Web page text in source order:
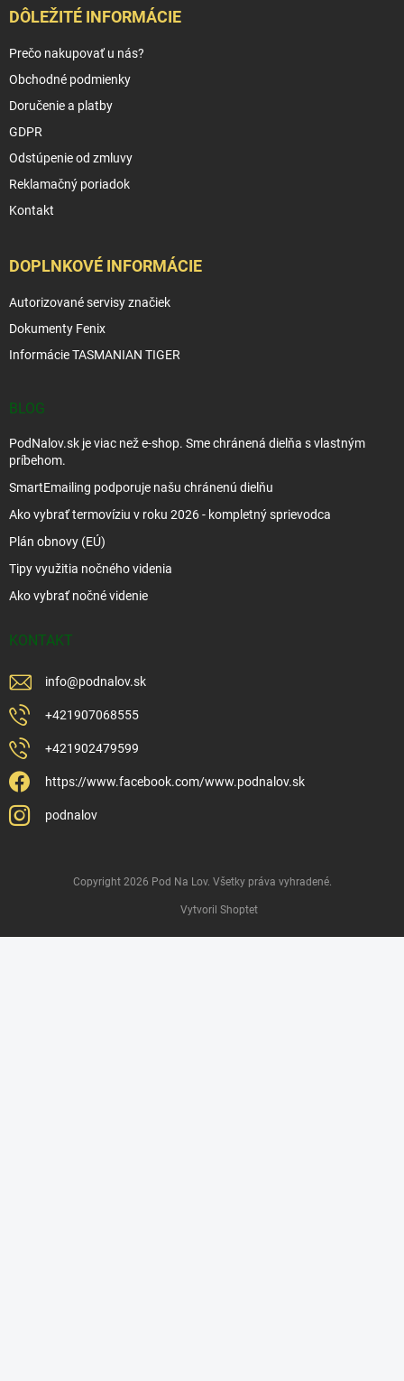
DÔLEŽITÉ INFORMÁCIE
Prečo nakupovať u nás?
Obchodné podmienky
Doručenie a platby
GDPR
Odstúpenie od zmluvy
Reklamačný poriadok
Kontakt
DOPLNKOVÉ INFORMÁCIE
Autorizované servisy značiek
Dokumenty Fenix
Informácie TASMANIAN TIGER
BLOG
PodNalov.sk je viac než e-shop. Sme chránená dielňa s vlastným
príbehom.
SmartEmailing podporuje našu chránenú dielňu
Ako vybrať termovíziu v roku 2026 - kompletný sprievodca
Plán obnovy (EÚ)
Tipy využitia nočného videnia
Ako vybrať nočné videnie
KONTAKT
info@podnalov.sk
+421907068555
+421902479599
https://www.facebook.com/www.podnalov.sk
podnalov
Vytvoril Shoptet
Copyright 2026 Pod Na Lov. Všetky práva vyhradené.